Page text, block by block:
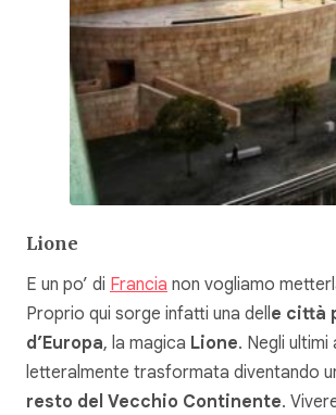
Lione
E un po’ di Francia non vogliamo
Proprio qui sorge infatti una delle città
d’Europa, la magica Lione. Negli ultimi
letteralmente trasformata diventando
resto del Vecchio Continente.